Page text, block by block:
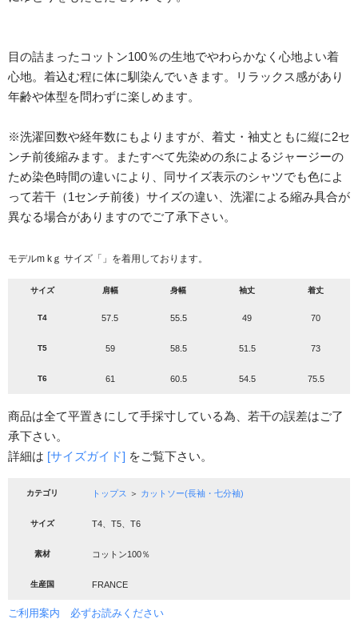
目の詰まったコットン100％の生地でやわらかなく心地よい着
心地。着込む程に体に馴染んでいきます。リラックス感があり
年齢や体型を問わずに楽しめます。
※洗濯回数や経年数にもよりますが、着丈・袖丈ともに縦に2セ
ンチ前後縮みます。またすべて先染めの糸によるジャージーの
ため染色時間の違いにより、同サイズ表示のシャツでも色によ
って若干（1センチ前後）サイズの違い、洗濯による縮み具合が
異なる場合がありますのでご了承下さい。
モデルm kｇ サイズ「」を着用しております。
サイズ 肩幅 身幅 袖丈 着丈
T4 57.5 55.5 49 70
T5 59 58.5 51.5 73
T6 61 60.5 54.5 75.5
商品は全て平置きにして手採寸している為、若干の誤差はご了
承下さい。
詳細は [サイズガイド] をご覧下さい。
カテゴリ トップス ＞ カットソー(長袖・七分袖)
サイズ T4、T5、T6
素材 コットン100％
生産国 FRANCE
ご利用案内 必ずお読みください